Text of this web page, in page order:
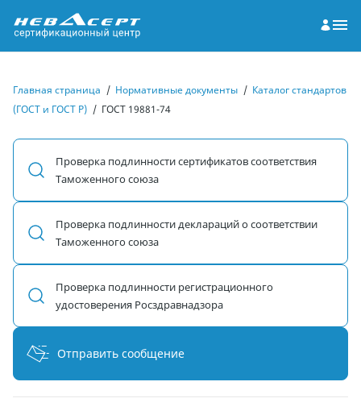
Главная страница / Нормативные документы / Каталог стандартов
(ГОСТ и ГОСТ Р) / ГОСТ 19881-74
Проверка подлинности сертификатов соответствия
Таможенного союза
Проверка подлинности деклараций о соответствии
Таможенного союза
Проверка подлинности регистрационного
удостоверения Росздравнадзора
Отправить сообщение